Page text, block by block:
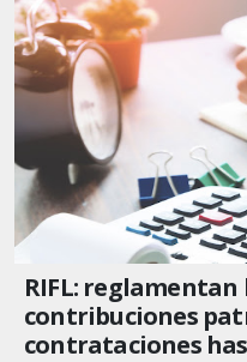
RIFL: reglamentan
contribuciones
contrataciones